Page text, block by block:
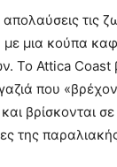
τις
μια κούπα
Το Attica Coast
που
βρίσκονται σε
της